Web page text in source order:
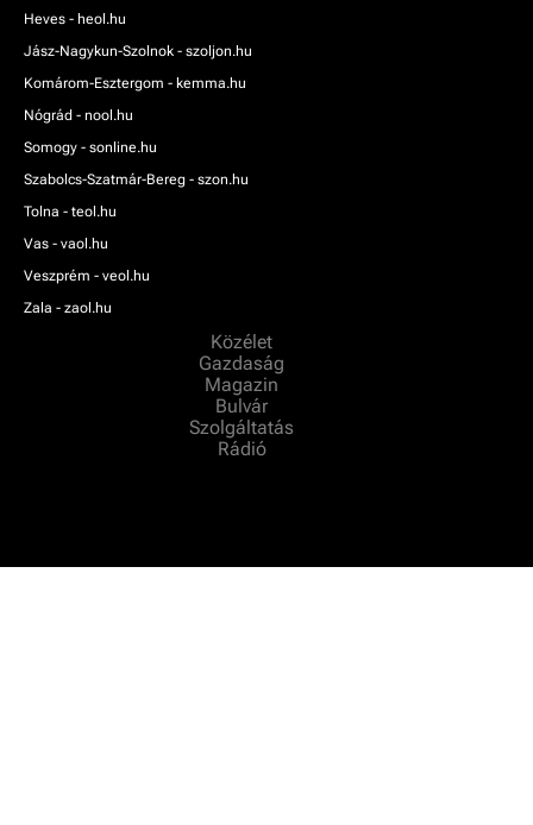
Heves - heol.hu
Jász-Nagykun-Szolnok - szoljon.hu
Komárom-Esztergom - kemma.hu
Nógrád - nool.hu
Somogy - sonline.hu
Szabolcs-Szatmár-Bereg - szon.hu
Tolna - teol.hu
Vas - vaol.hu
Veszprém - veol.hu
Zala - zaol.hu
Közélet
Gazdaság
Magazin
Bulvár
Szolgáltatás
Rádió